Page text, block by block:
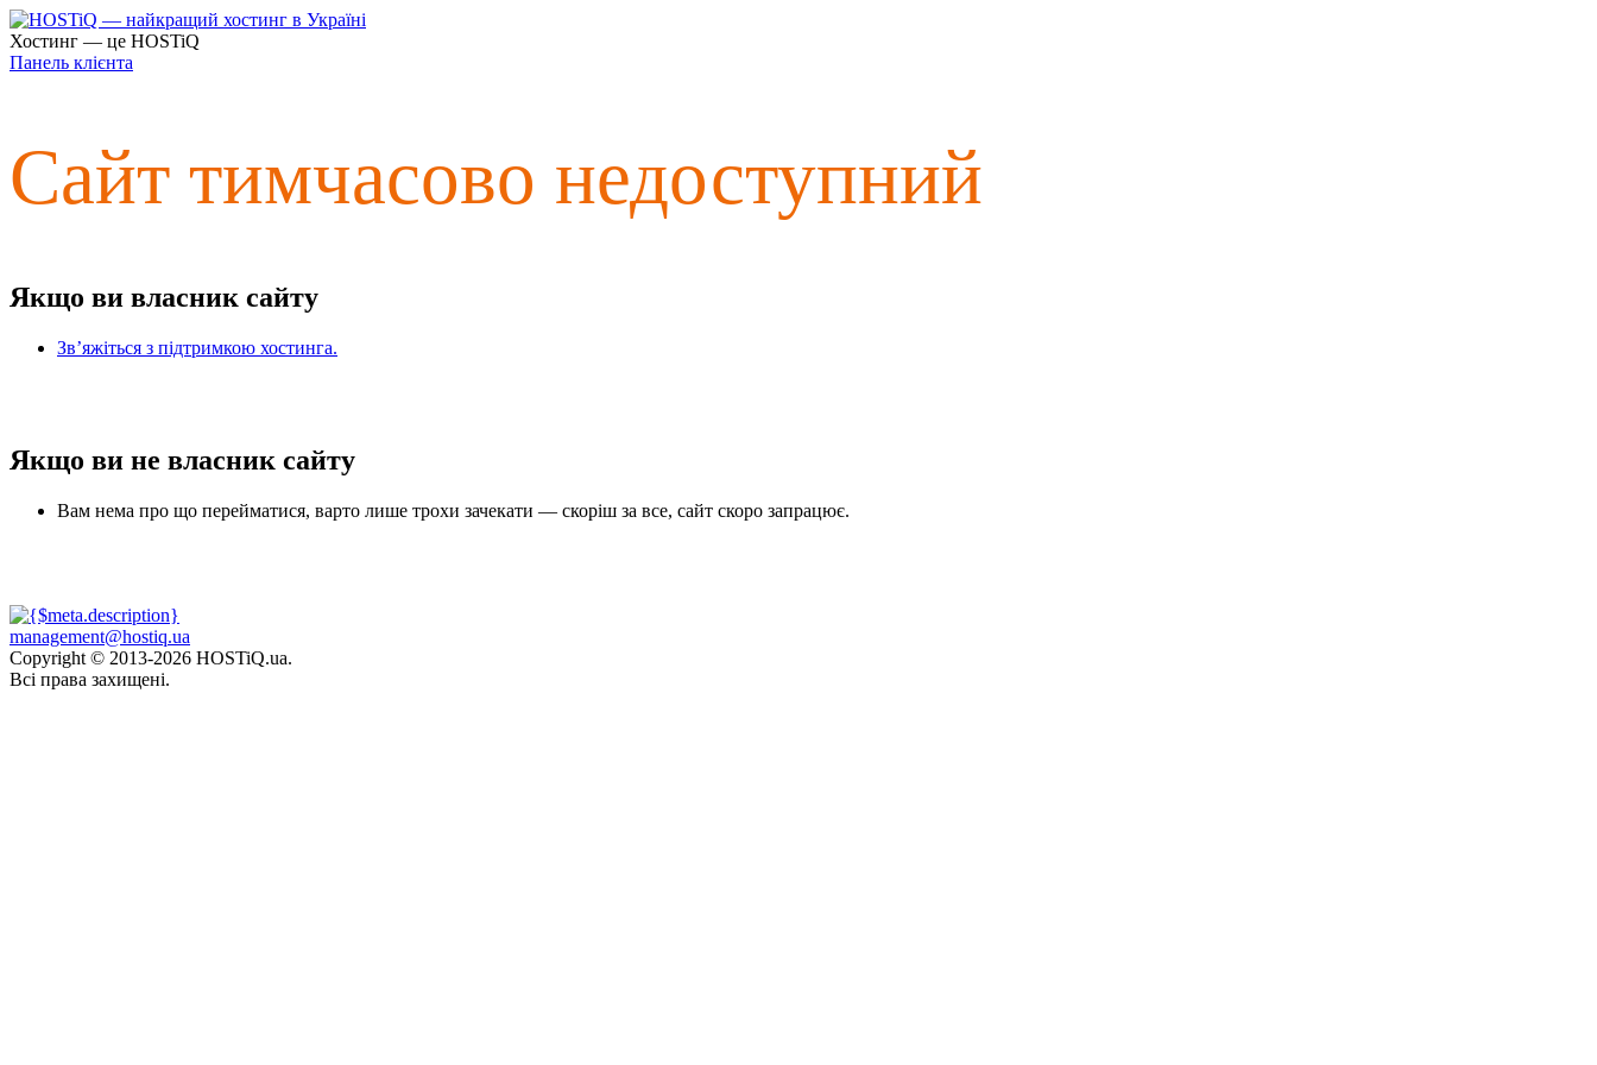
Хостинг — це HOSTiQ
Панель клієнта
Сайт тимчасово недоступний
Якщо ви власник сайту
Зв’яжіться з підтримкою хостинга.
Якщо ви не власник сайту
Вам нема про що перейматися, варто лише трохи зачекати — скоріш за все, сайт скоро запрацює.
management@hostiq.ua
Copyright © 2013-2026 HOSTiQ.ua.
Всі права захищені.